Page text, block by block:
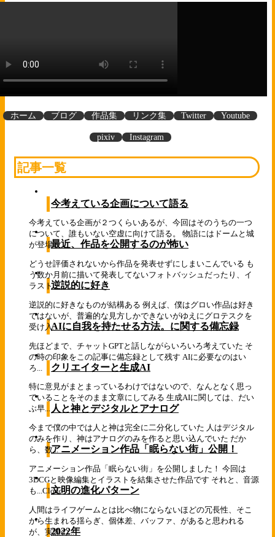
ホーム ブログ 作品集 リンク集 Twitter Youtube
pixiv Instagram
記事一覧
今考えている企画について語る
今考えている企画が２つくらいあるが、今回はそのうちの一つ
について、誰もいない空虚に向けて語る。 物語にはドームと城
が登場...最近、作品を公開するのが怖い
どうせ評価されないから作品を発表せずにしまいこんでいる も
う数か月前に描いて発表してないフォトバッシュだったり、イ
ラスト...逆説的に好き
逆説的に好きなものが結構ある 例えば、僕はグロい作品は好き
ではないが、普遍的な見方しかできないがゆえにグロテスクを
受け入...AIに自我を持たせる方法。に関する備忘録
先ほどまで、チャットGPTと話しながらいろいろ考えていた そ
の時の印象をこの記事に備忘録として残す AIに必要なのはい
ろ...
クリエイターと生成AI
特に意見がまとまっているわけではないので、なんとなく思っ
ていることをそのまま文章にしてみる 生成AIに関しては、だい
ぶ早... 人と神とデジタルとアナログ
今まで僕の中では人と神は完全に二分化していた 人はデジタル
のみを作り、神はアナログのみを作ると思い込んでいた だか
ら、数...アニメーション作品「眠らない街」公開！
アニメーション作品「眠らない街」を公開しました！ 今回は
3DCGと映像編集とイラストを結集させた作品です それと、音源
も... Cloud
文明の進化パターン
人間はライフゲームとは比べ物にならないほどの冗長性、そこ
から生まれる揺らぎ、個体差、バッファ、があると思われる
が、実際の...
2022年